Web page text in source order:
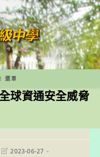
選單
球資通安全威脅
Post2023-06-27